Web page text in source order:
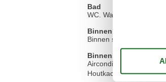
Bad
WC. Warm en koud water
Binnen actief.
Binnen spelen
Binnenshuis
Airconditioning
Houtkachel